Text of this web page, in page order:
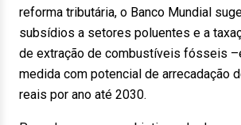
reforma tributária, o Banco Mundial
subsídios a setores poluentes e a
de extração de combustíveis fósseis
medida com potencial de arrecadação
reais por ano até 2030.